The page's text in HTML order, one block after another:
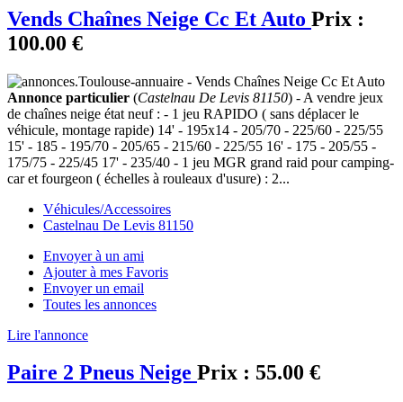
Vends Chaînes Neige Cc Et Auto Prix :
100.00 €
Annonce particulier (Castelnau De Levis 81150) - A vendre jeux
de chaînes neige état neuf : - 1 jeu RAPIDO ( sans déplacer le
véhicule, montage rapide) 14' - 195x14 - 205/70 - 225/60 - 225/55
15' - 185 - 195/70 - 205/65 - 215/60 - 225/55 16' - 175 - 205/55 -
175/75 - 225/45 17' - 235/40 - 1 jeu MGR grand raid pour camping-
car et fourgeon ( échelles à rouleaux d'usure) : 2...
Véhicules/Accessoires
Castelnau De Levis 81150
Envoyer à un ami
Ajouter à mes Favoris
Envoyer un email
Toutes les annonces
Lire l'annonce
Paire 2 Pneus Neige Prix : 55.00 €